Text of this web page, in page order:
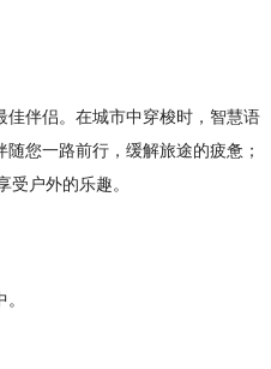
伴侣。在城市中穿梭时，智慧语
您一路前行，缓解旅途的疲惫；
户外的乐趣。